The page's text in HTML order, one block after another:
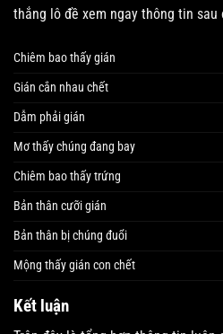
thắng lô đề xem ngay thông tin sau
Chiêm bao thấy gián
Gián cắn nhau chết
Dẫm phải gián
Mơ thấy chúng đang bay
Chiêm bao thấy trứng
Bản thân cưỡi gián
Bản thân bị chúng đuổi
Mộng thấy gián con chết
Kết luận